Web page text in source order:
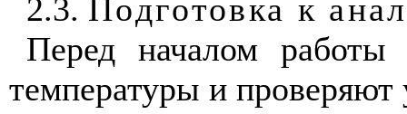
2.3. Подготовка к
Перед началом работы
температуры и проверяют